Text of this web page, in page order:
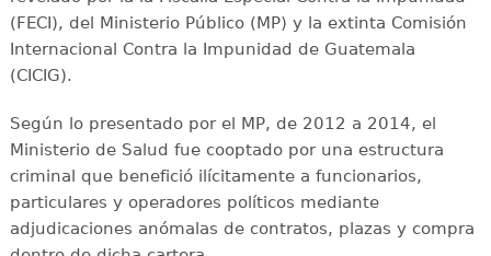
(FECI), del Ministerio Público (MP) y la extinta Comisión
Internacional Contra la Impunidad de Guatemala
(CICIG).
Según lo presentado por el MP, de 2012 a 2014, el
Ministerio de Salud fue cooptado por una estructura
criminal que benefició ilícitamente a funcionarios,
particulares y operadores políticos mediante
adjudicaciones anómalas de contratos, plazas y compra